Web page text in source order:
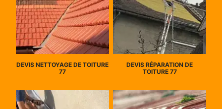
DEVIS NETTOYAGE DE TOITURE
77
DEVIS RÉPARATION DE
TOITURE 77